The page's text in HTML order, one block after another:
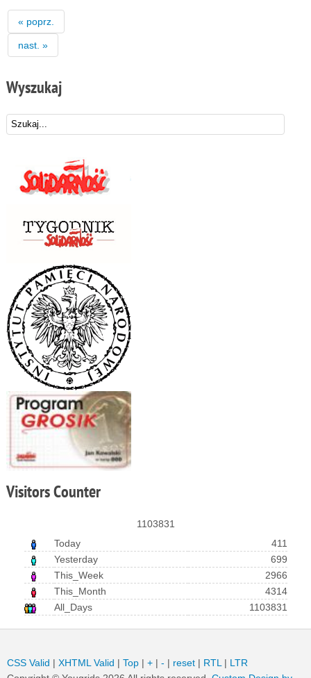
« poprz.
nast. »
Wyszukaj
VisitorsCounter
1103831
Today
411
Yesterday
699
This_Week
2966
This_Month
4314
All_Days
1103831
CSS Valid | XHTML Valid | Top | + | - | reset | RTL| LTR